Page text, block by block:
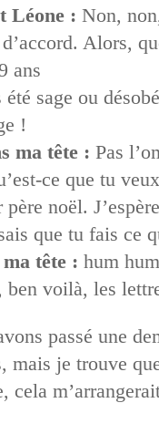
Léone : Non,
Alors,
ans
été sage ou
!
ma tête : Pas
ce que tu
père noël.
que tu fais ce
tête : hum
ben voilà, les
passé une
mais je trouve
cela